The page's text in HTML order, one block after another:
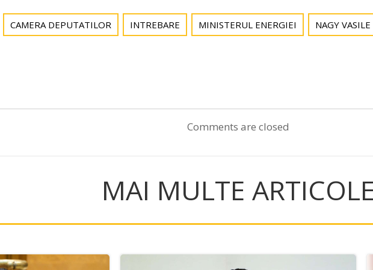
CAMERA DEPUTATILOR INTREBARE MINISTERUL ENERGIEI NAGY VASILE
navigation
Comments are closed
MAI MULTE